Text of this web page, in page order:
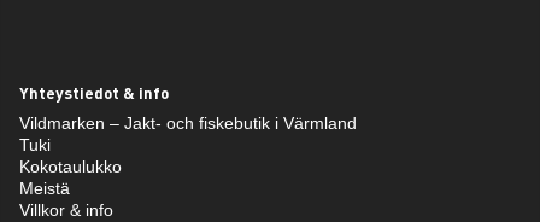
Yhteystiedot & info
Vildmarken – Jakt- och fiskebutik i Värmland
Tuki
Kokotaulukko
Meistä
Villkor & info